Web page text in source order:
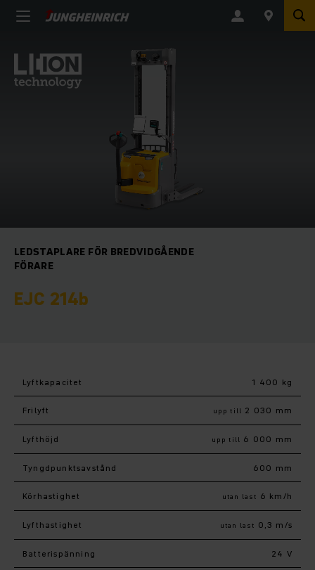
LEDSTAPLARE FÖR BREDVIDGÅENDE
FÖRARE
EJC 214b
Lyftkapacitet 1 400 kg
Frilyft upp till 2 030 mm
Lyfthöjd upp till 6 000 mm
Tyngdpunktsavstånd 600 mm
Körhastighet utan last 6 km/h
Lyfthastighet utan last 0,3 m/s
Batterispänning 24 V